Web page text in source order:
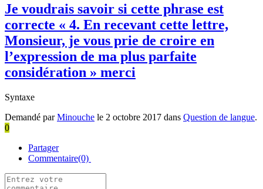
Je voudrais savoir si cette phrase est
correcte « 4. En recevant cette lettre,
Monsieur, je vous prie de croire en
l’expression de ma plus parfaite
considération » merci
Syntaxe
Demandé parMinouche le 2 octobre 2017 dans Question de langue.
0
Partager
Commentaire(0)